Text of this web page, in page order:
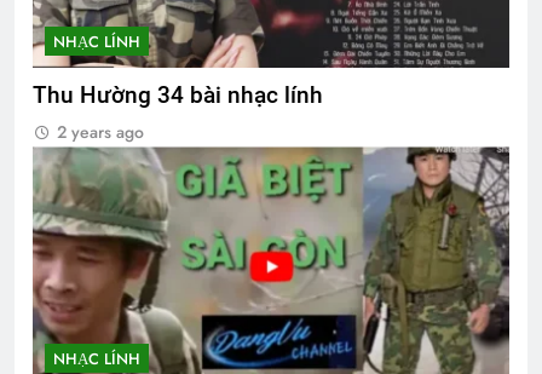
NHẠC LÍNH
Thu Hường 34 bài nhạc lính
2 years ago
NHẠC LÍNH